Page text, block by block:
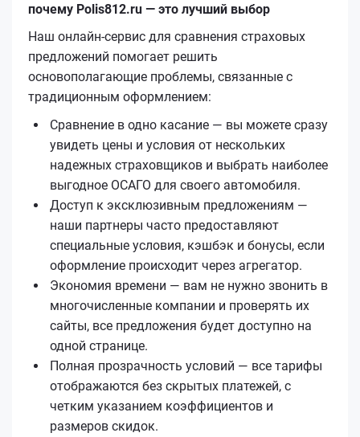
почему Polis812.ru — это лучший выбор
Наш онлайн-сервис для сравнения страховых
предложений помогает решить
основополагающие проблемы, связанные с
традиционным оформлением:
Сравнение в одно касание — вы можете сразу
увидеть цены и условия от нескольких
надежных страховщиков и выбрать наиболее
выгодное ОСАГО для своего автомобиля.
Доступ к эксклюзивным предложениям —
наши партнеры часто предоставляют
специальные условия, кэшбэк и бонусы, если
оформление происходит через агрегатор.
Экономия времени — вам не нужно звонить в
многочисленные компании и проверять их
сайты, все предложения будет доступно на
одной странице.
Полная прозрачность условий — все тарифы
отображаются без скрытых платежей, с
четким указанием коэффициентов и
размеров скидок.